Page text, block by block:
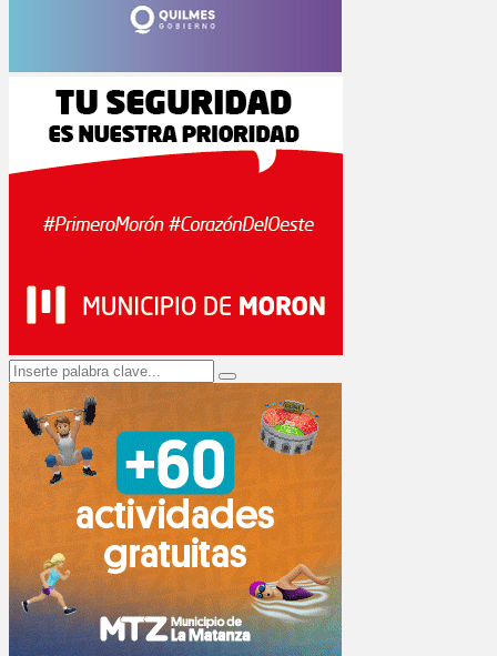
Search
for:
Search